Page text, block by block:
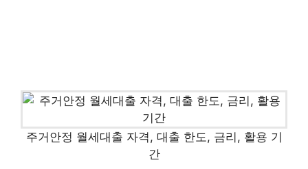
주거안정 월세대출 자격, 대출 한도, 금리, 활용 기
간